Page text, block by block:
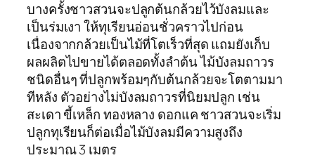
บางครั้งชาวสวนจะปลูกต้นกล้วยไว้บังลมและ
เป็นร่มเงา ให้ทุเรียนอ่อนชั่วคราวไปก่อน
เนื่องจากกล้วยเป็นไม้ที่โตเร็วที่สุด แถมยังเก็บ
ผลผลิตไปขายได้ตลอดทั้งลำต้น ไม้บังลมถาวร
ชนิดอื่นๆ ที่ปลูกพร้อมๆกับต้นกล้วยจะโตตามมา
ทีหลัง ตัวอย่างไม่บังลมถาวรที่นิยมปลูก เช่น
สะเดา ขี้เหล็ก ทองหลาง ดอกแค ชาวสวนจะเริ่ม
ปลูกทุเรียนก็ต่อเมื่อไม้บังลมมีความสูงถึง
ประมาณ 3 เมตร